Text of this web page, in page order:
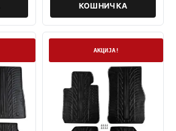
КОШНИЧКА
АКЦИЈА!